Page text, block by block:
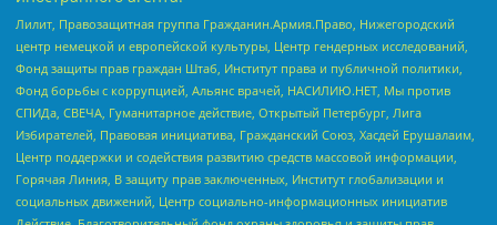
Лилит, Правозащитная группа Гражданин.Армия.Право, Нижегородский
центр немецкой и европейской культуры, Центр гендерных исследований,
Фонд защиты прав граждан Штаб, Институт права и публичной политики,
Фонд борьбы с коррупцией, Альянс врачей, НАСИЛИЮ.НЕТ, Мы против
СПИДа, СВЕЧА, Гуманитарное действие, Открытый Петербург, Лига
Избирателей, Правовая инициатива, Гражданский Союз, Хасдей Ерушалаим,
Центр поддержки и содействия развитию средств массовой информации,
Горячая Линия, В защиту прав заключенных, Институт глобализации и
социальных движений, Центр социально-информационных инициатив